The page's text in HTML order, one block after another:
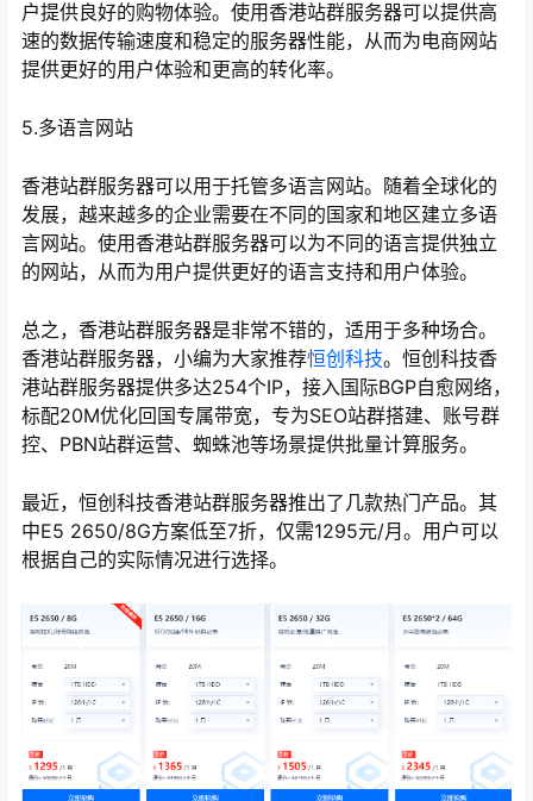
户提供良好的购物体验。使用香港站群服务器可以提供高
速的数据传输速度和稳定的服务器性能，从而为电商网站
提供更好的用户体验和更高的转化率。
5.多语言网站
香港站群服务器可以用于托管多语言网站。随着全球化的
发展，越来越多的企业需要在不同的国家和地区建立多语
言网站。使用香港站群服务器可以为不同的语言提供独立
的网站，从而为用户提供更好的语言支持和用户体验。
总之，香港站群服务器是非常不错的，适用于多种场合。
香港站群服务器，小编为大家推荐恒创科技。恒创科技香
港站群服务器提供多达254个IP，接入国际BGP自愈网络，
标配20M优化回国专属带宽，专为SEO站群搭建、账号群
控、PBN站群运营、蜘蛛池等场景提供批量计算服务。
最近，恒创科技香港站群服务器推出了几款热门产品。其
中E5 2650/8G方案低至7折，仅需1295元/月。用户可以
根据自己的实际情况进行选择。